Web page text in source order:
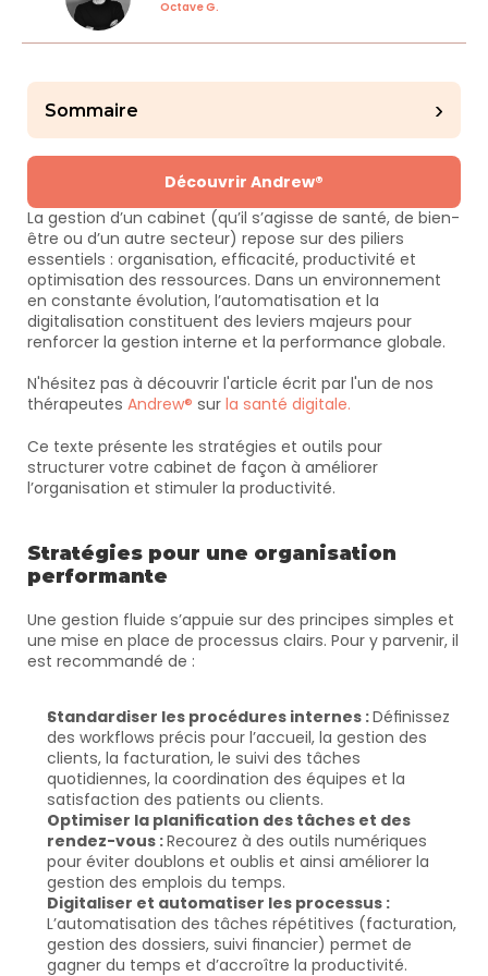
Octave G.
Sommaire ›
Découvrir Andrew®
La gestion d’un cabinet (qu’il s’agisse de santé, de bien-
être ou d’un autre secteur) repose sur des piliers
essentiels : organisation, efficacité, productivité et
optimisation des ressources. Dans un environnement
en constante évolution, l’automatisation et la
digitalisation constituent des leviers majeurs pour
renforcer la gestion interne et la performance globale.
N'hésitez pas à découvrir l'article écrit par l'un de nos
thérapeutes Andrew® sur la santé digitale.
Ce texte présente les stratégies et outils pour
structurer votre cabinet de façon à améliorer
l’organisation et stimuler la productivité.
Stratégies pour une organisation
performante
Une gestion fluide s’appuie sur des principes simples et
une mise en place de processus clairs. Pour y parvenir, il
est recommandé de :
Standardiser les procédures internes : Définissez
des workflows précis pour l’accueil, la gestion des
clients, la facturation, le suivi des tâches
quotidiennes, la coordination des équipes et la
satisfaction des patients ou clients.
Optimiser la planification des tâches et des
rendez-vous : Recourez à des outils numériques
pour éviter doublons et oublis et ainsi améliorer la
gestion des emplois du temps.
L’automatisation des tâches répétitives (facturation,
gestion des dossiers, suivi financier) permet de
gagner du temps et d’accroître la productivité.